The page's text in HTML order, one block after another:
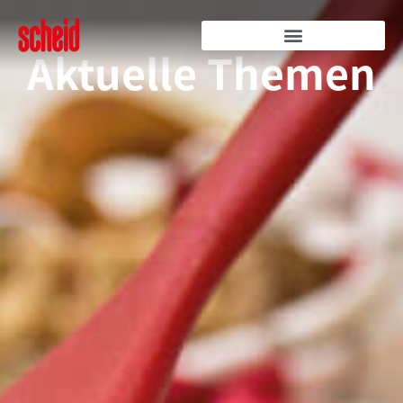
Aktuelle Themen